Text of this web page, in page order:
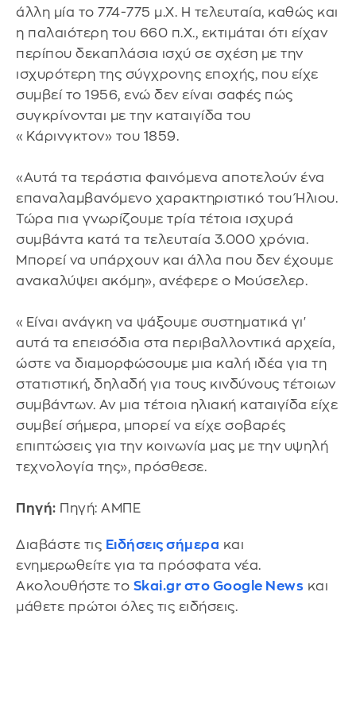
άλλη μία το 774-775 μ.Χ. Η τελευταία, καθώς και
η παλαιότερη του 660 π.Χ., εκτιμάται ότι είχαν
περίπου δεκαπλάσια ισχύ σε σχέση με την
ισχυρότερη της σύγχρονης εποχής, που είχε
συμβεί το 1956, ενώ δεν είναι σαφές πώς
συγκρίνονται με την καταιγίδα του
«Κάρινγκτον» του 1859.
«Αυτά τα τεράστια φαινόμενα αποτελούν ένα
επαναλαμβανόμενο χαρακτηριστικό του Ήλιου.
Τώρα πια γνωρίζουμε τρία τέτοια ισχυρά
συμβάντα κατά τα τελευταία 3.000 χρόνια.
Μπορεί να υπάρχουν και άλλα που δεν έχουμε
ανακαλύψει ακόμη», ανέφερε ο Μούσελερ.
«Είναι ανάγκη να ψάξουμε συστηματικά γι'
αυτά τα επεισόδια στα περιβαλλοντικά αρχεία,
ώστε να διαμορφώσουμε μια καλή ιδέα για τη
στατιστική, δηλαδή για τους κινδύνους τέτοιων
συμβάντων. Αν μια τέτοια ηλιακή καταιγίδα είχε
συμβεί σήμερα, μπορεί να είχε σοβαρές
επιπτώσεις για την κοινωνία μας με την υψηλή
τεχνολογία της», πρόσθεσε.
Πηγή: Πηγή: ΑΜΠΕ
Διαβάστε τις Ειδήσεις σήμερα και
ενημερωθείτε για τα πρόσφατα νέα.
Ακολουθήστε το Skai.gr στο Google News και
μάθετε πρώτοι όλες τις ειδήσεις.